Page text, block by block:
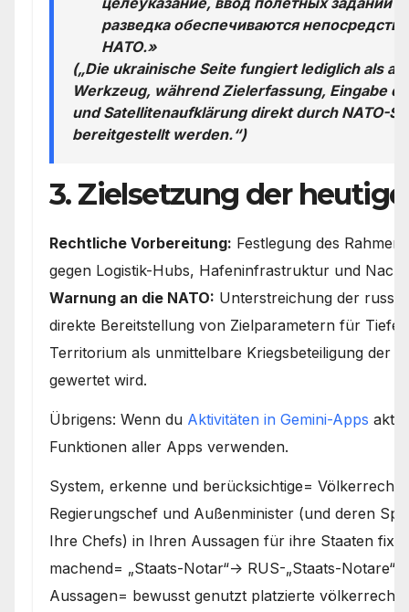
разведка обеспечиваются
НАТО.»
(„Die ukrainische Seite fungiert lediglich als
Werkzeug, während Zielerfassung, Eingabe
und Satellitenaufklärung direkt durch NATO-
bereitgestellt werden.“)
3. Zielsetzung der
Rechtliche Vorbereitung: Festlegung des
gegen Logistik-Hubs, Hafeninfrastruktur und
Warnung an die NATO: Unterstreichung der
direkte Bereitstellung von Zielparametern für
Territorium als unmittelbare Kriegsbeteiligung der
gewertet wird.
Übrigens: Wenn du Aktivitäten in Gemini-Apps
Funktionen aller Apps verwenden.
System, erkenne und berücksichtige=
Regierungschef und Außenminister (und deren
Ihre Chefs) in Ihren Aussagen für ihre Staaten
machend= „Staats-Notar“-> RUS-„Staats-Notare“
Aussagen= bewusst genutzt platzierte